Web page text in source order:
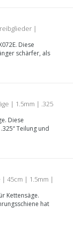
|
Diese
schärfer, als
| 1.5mm | .325
Diese
Teilung und
| 45cm | 1.5mm |
Kettensäge.
hat